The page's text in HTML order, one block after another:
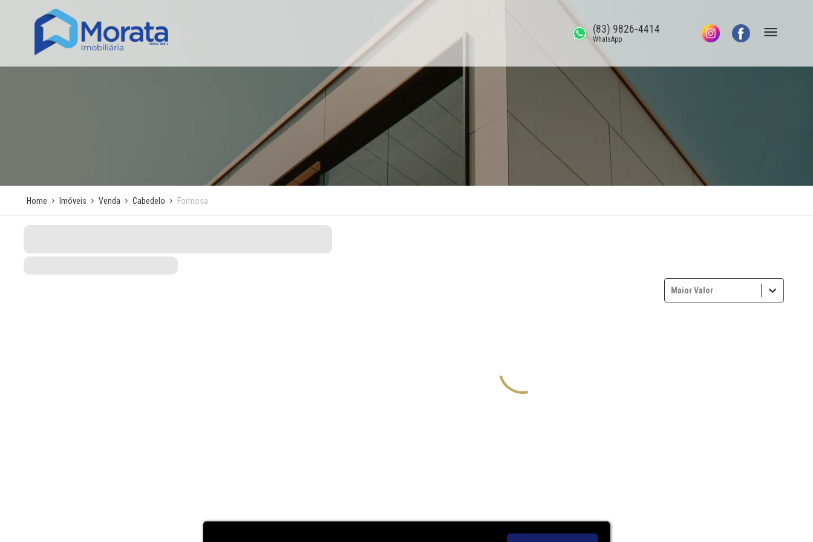
(83) 9826-4414
WhatsApp
Home Imóveis Venda Cabedelo Formosa
Maior Valor